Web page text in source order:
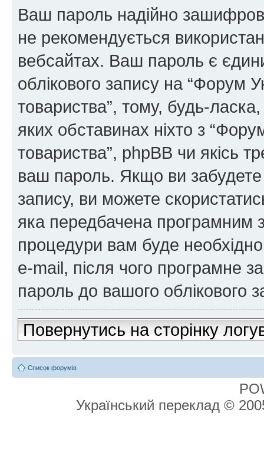
Ваш пароль надійно
не рекомендується
вебсайтах. Ваш пароль є
облікового запису на “Форум
товариства”, тому, будь-
яких обставинах ніхто з
товариства”, phpBB чи якісь
ваш пароль. Якщо ви
запису, ви можете
яка передбачена програмним
процедури вам буде
e-mail, після чого програмне
пароль до вашого облікового
Повернутись на сторінку
Список форумів
Український переклад ©